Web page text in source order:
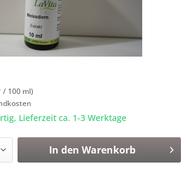
/ 100 ml)
Lieferzeit ca. 1-3 Werktage
In den Warenkorb